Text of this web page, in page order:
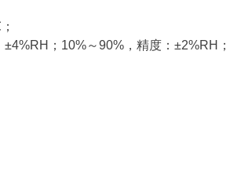
；10%～90%，精度：±2%RH；